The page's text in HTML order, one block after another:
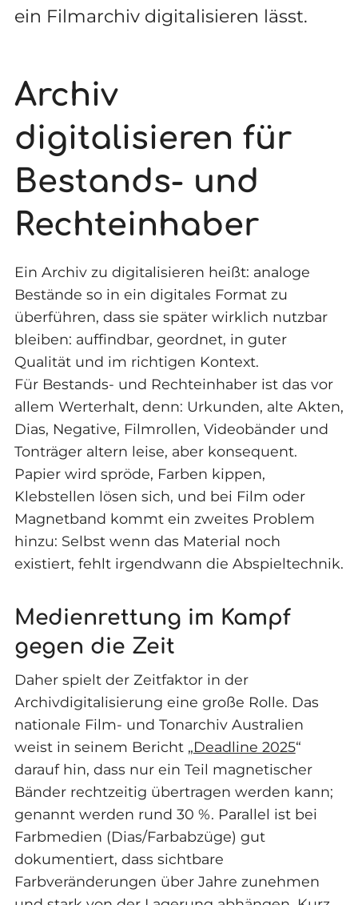
ein Filmarchiv digitalisieren lässt.
Archiv
digitalisieren für
Bestands- und
Rechteinhaber
Ein Archiv zu digitalisieren heißt: analoge
Bestände so in ein digitales Format zu
überführen, dass sie später wirklich nutzbar
bleiben: auffindbar, geordnet, in guter
Qualität und im richtigen Kontext.
Für Bestands- und Rechteinhaber ist das vor
allem Werterhalt, denn: Urkunden, alte Akten,
Dias, Negative, Filmrollen, Videobänder und
Tonträger altern leise, aber konsequent.
Papier wird spröde, Farben kippen,
Klebstellen lösen sich, und bei Film oder
Magnetband kommt ein zweites Problem
hinzu: Selbst wenn das Material noch
existiert, fehlt irgendwann die Abspieltechnik.
Medienrettung im Kampf
gegen die Zeit
Daher spielt der Zeitfaktor in der
Archivdigitalisierung eine große Rolle. Das
nationale Film- und Tonarchiv Australien
weist in seinem Bericht „Deadline 2025“
darauf hin, dass nur ein Teil magnetischer
Bänder rechtzeitig übertragen werden kann;
genannt werden rund 30 %. Parallel ist bei
Farbmedien (Dias/Farbabzüge) gut
dokumentiert, dass sichtbare
Farbveränderungen über Jahre zunehmen